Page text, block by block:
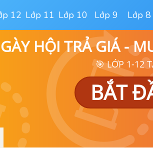
12 Lớp 11 Lớp 10 Lớp 9 Lớp 8
HỘI TRẢ GIÁ -
🎯 LỚP 1-12
BẮT